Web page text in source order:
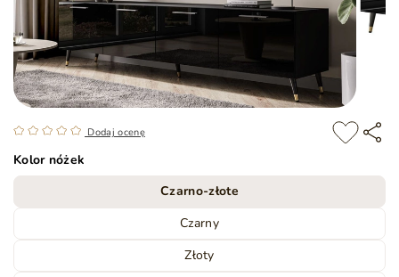
Dodaj ocenę
Kolor nóżek
Czarno-złote
Czarny
Złoty